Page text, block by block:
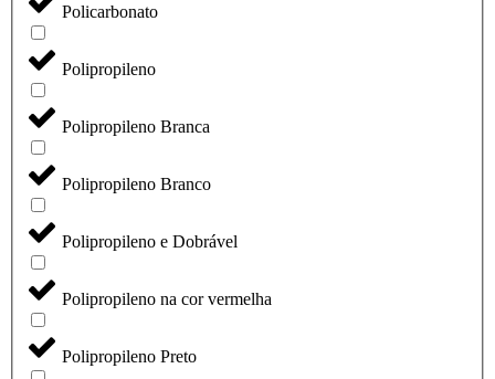
Policarbonato
Polipropileno
Polipropileno Branca
Polipropileno Branco
Polipropileno e Dobrável
Polipropileno na cor vermelha
Polipropileno Preto